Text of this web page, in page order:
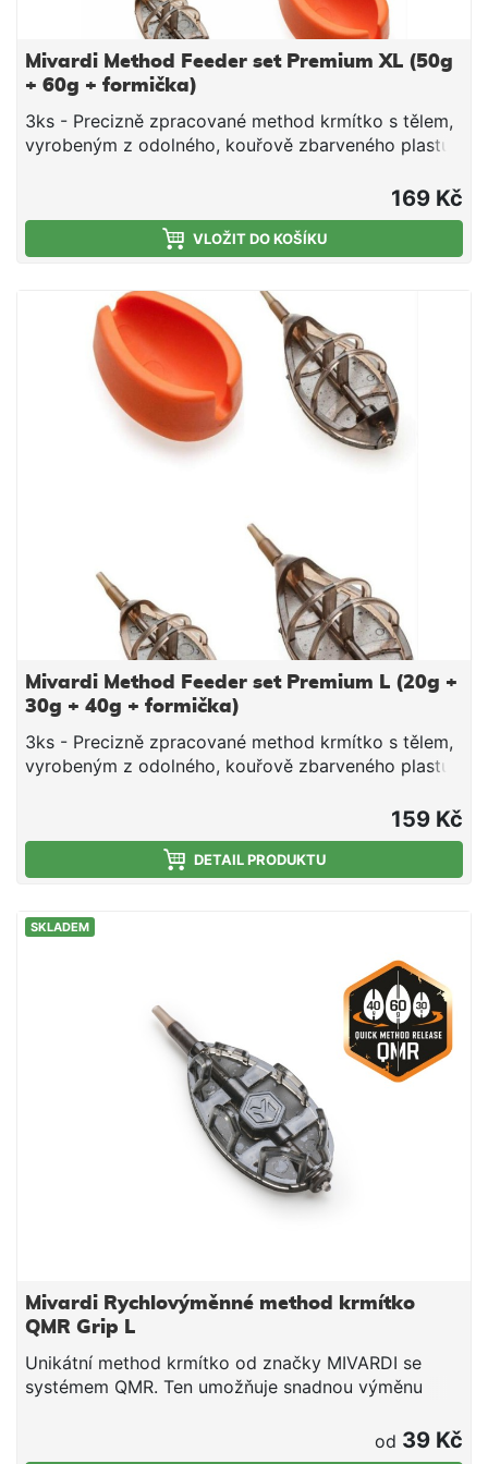
Mivardi Method Feeder set Premium XL (50g
+ 60g + formička)
3ks - Precizně zpracované method krmítko s tělem,
vyrobeným z odolného, kouřově zbarveného plastu
Dodává se kvalitně vylisovaným rychlovýměnným
adaptérem pro připnutí návazce a převlekem proti
zamotání. 1ks - Kvalitní formička pro plnění method
povrch a optimální pružnost zajišťují, že při každém
použití vaše krmítko snadno a rychle naplníte,
vytvarujete a vyklopíte.
169 Kč
VLOŽIT DO KOŠÍKU
Mivardi Method Feeder set Premium L (20g +
30g + 40g + formička)
3ks - Precizně zpracované method krmítko s tělem,
vyrobeným z odolného, kouřově zbarveného plastu
Dodává se kvalitně vylisovaným rychlovýměnným
adaptérem pro připnutí návazce a převlekem proti
zamotání. 1ks - Kvalitní formička pro plnění method
použití vaše krmítko snadno a rychle naplníte,
159 Kč
DETAIL PRODUKTU
SKLADEM
Mivardi Rychlovýměnné method krmítko
QMR Grip L
Unikátní method krmítko od značky MIVARDI se
systémem QMR. Ten umožňuje snadnou výměnu
krmítka QMR během několika vteřin. Speciálně
tvarované tělo zajišťuje spolehlivé postupné
od 39 Kč